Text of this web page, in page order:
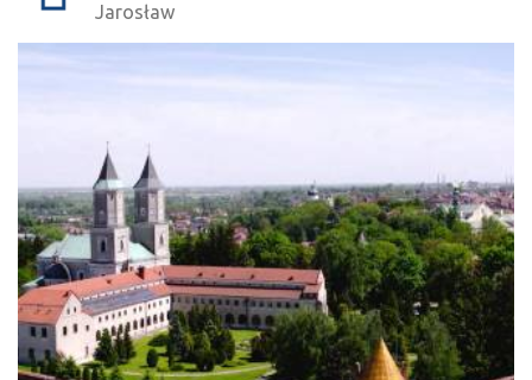
Jarosław